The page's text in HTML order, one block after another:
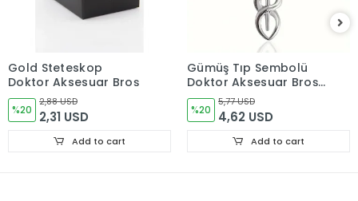
Gold Steteskop
Doktor Aksesuar Broş
%20
2,88 USD
2,31 USD
Add to cart
Gümüş Tıp Sembolü
Doktor Aksesuar Broş
(Asklepios Asası)
%20
5,77 USD
4,62 USD
Add to cart